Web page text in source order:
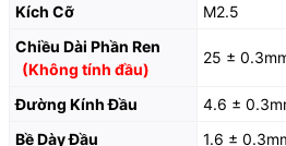
Kích Cỡ
M2.5
Chiều Dài Phần Ren
(Không tính đầu)
25 ±
Đường Kính Đầu
4.6 ±
Bề Dày Đầu
1.6 ±